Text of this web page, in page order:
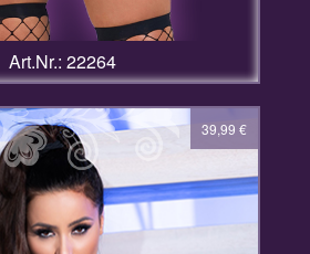
Art.Nr.: 22264
39,99 €